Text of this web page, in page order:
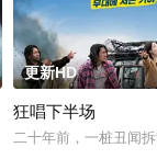
影片中，一位犯罪小
更新HD
狂唱下半场
二十年前，一桩丑闻